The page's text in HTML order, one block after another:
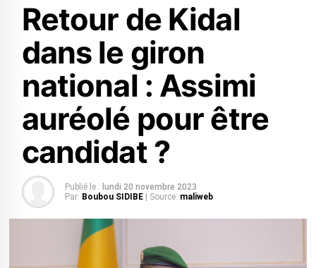
Retour de Kidal
dans le giron
national : Assimi
auréolé pour être
candidat ?
Publié le : lundi 20 novembre 2023
Par: Boubou SIDIBE | Source: maliweb